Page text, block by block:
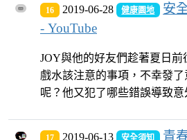
16 2019-06-28 健康園地
安
- YouTube
JOY與他的好友們趁著夏日
戲水該注意的事項，不幸發
呢？他又犯了哪些錯誤導致意
17 2019-06-13 安全須知
青